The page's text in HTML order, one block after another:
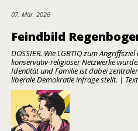
07. Mär. 2026
Feindbild
DOSSIER. Wie LGBTIQ zum
konservativ-religiöser Netzwerke
Identität und Familie ist dabei
liberale Demokratie infrage stellt. |